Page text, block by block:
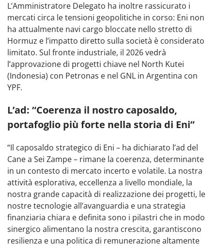
L’Amministratore Delegato ha inoltre rassicurato i
mercati circa le tensioni geopolitiche in corso: Eni non
ha attualmente navi cargo bloccate nello stretto di
Hormuz e l’impatto diretto sulla società è considerato
limitato. Sul fronte industriale, il 2026 vedrà
l’approvazione di progetti chiave nel North Kutei
(Indonesia) con Petronas e nel GNL in Argentina con
YPF.
L’ad: “Coerenza il nostro caposaldo,
portafoglio più forte nella storia di Eni”
“Il caposaldo strategico di Eni – ha dichiarato l’ad del
Cane a Sei Zampe – rimane la coerenza, determinante
in un contesto di mercato incerto e volatile. La nostra
attività esplorativa, eccellenza a livello mondiale, la
nostra grande capacità di realizzazione dei progetti, le
nostre tecnologie all’avanguardia e una strategia
finanziaria chiara e definita sono i pilastri che in modo
sinergico alimentano la nostra crescita, garantiscono
resilienza e una politica di remunerazione altamente